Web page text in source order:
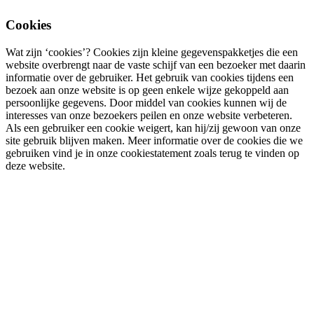
Cookies
Wat zijn ‘cookies’? Cookies zijn kleine gegevenspakketjes die een
website overbrengt naar de vaste schijf van een bezoeker met daarin
informatie over de gebruiker. Het gebruik van cookies tijdens een
bezoek aan onze website is op geen enkele wijze gekoppeld aan
persoonlijke gegevens. Door middel van cookies kunnen wij de
interesses van onze bezoekers peilen en onze website verbeteren.
Als een gebruiker een cookie weigert, kan hij/zij gewoon van onze
site gebruik blijven maken. Meer informatie over de cookies die we
gebruiken vind je in onze cookiestatement zoals terug te vinden op
deze website.